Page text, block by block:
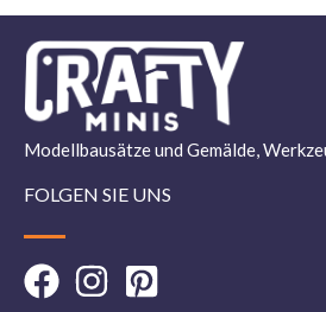
Modellbausätze und Gemälde,
FOLGEN SIE UNS